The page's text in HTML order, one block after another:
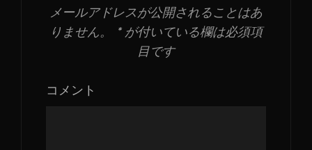
メールアドレスが公開されることはあ
りません。
*が付いている欄は必須項
目です
コメント